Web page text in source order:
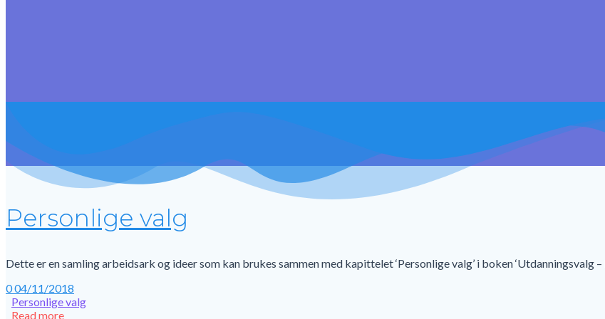
Personlige valg
Dette er en samling arbeidsark og ideer som kan brukes sammen med kapittelet ‘Personlige valg’ i boken ‘Utdanningsvalg
004/11/2018
Personlige valg
Read more